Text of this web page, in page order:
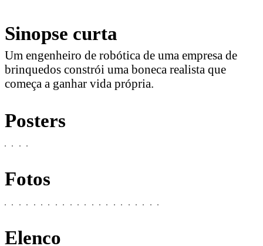
Sinopse curta
Um engenheiro de robótica de uma empresa de
brinquedos constrói uma boneca realista que
começa a ganhar vida própria.
Posters
Fotos
Elenco